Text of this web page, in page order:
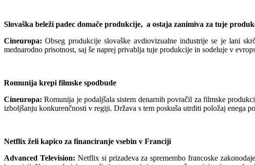
Slovaška beleži padec domače produkcije, a ostaja zanimiva za tuje
Cineuropa: Obseg produkcije slovaške avdiovizualne industrije se je lani
mednarodno prisotnost, saj še naprej privablja tuje produkcije in sodeluje v
Romunija krepi filmske spodbude
Cineuropa: Romunija je podaljšala sistem denarnih povračil za filmske
izboljšanju konkurenčnosti v regiji. Država s tem poskuša utrditi položaj enega
Netflix želi kapico za financiranje vsebin v Franciji
Advanced Television: Netflix si prizadeva za spremembo francoske